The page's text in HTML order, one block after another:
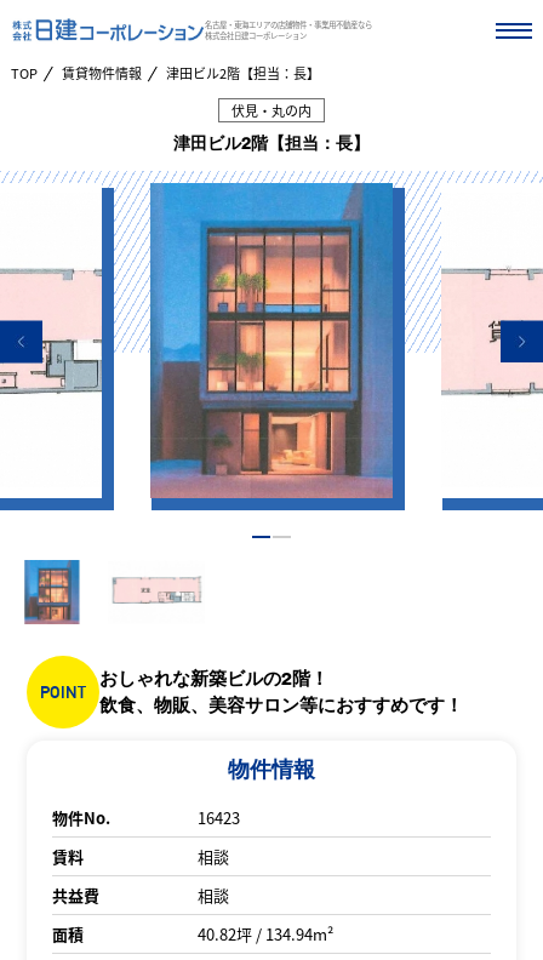
名古屋・東海エリアの店舗物件・事業用不動産なら
株式会社日建コーポレーション
TOP 賃貸物件情報
津田ビル2階【担当：長】
伏見・丸の内
津田ビル2階【担当：長】
POINT
おしゃれな新築ビルの2階！
飲食、物販、美容サロン等におすすめです！
物件情報
物件No.
16423
賃料
相談
共益費
相談
面積
40.82坪 / 134.94m²